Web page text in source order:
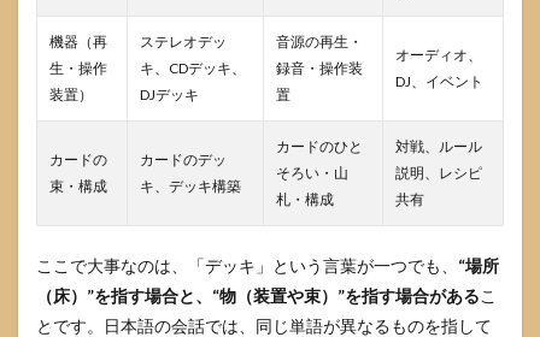
テラ
スは
どう
違う
か
カー
ドの
キと
deck
の関
係
機器（再
生・操作
装置）
ステレオデッ
キ、CDデッキ、
DJデッキ
音源の再生・
録音・操作装
置
オーディオ、
DJ、イベント
カードの
束・構成
カードのデッ
キ、デッキ構築
カードのひと
そろい・山
札・構成
対戦、ルール
説明、レシピ
共有
ここで大事なのは、「デッキ」という言葉が一つでも、 “場所
（床）”を指す場合と、“物（装置や束）”を指す場合があるこ
とです。日本語の会話では、同じ単語が異なるものを指して